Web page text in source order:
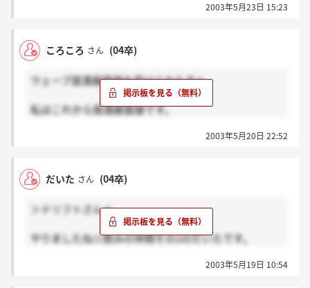
に遅くなってごめんね…トイレとかも探したけど、会
ながら帰ってきてしまいました。二次から一緒で嬉し
かったです。この掲示板見てくれたら嬉しいな。
2003年5月23日 15:23
ころころ さん (04卒)
ウェーブ居酒屋面接を受けられた方へ
私はこれから居酒屋面接です。
ん。どういう所を見ていてどういう基準なのかが私に
妙に緊張してしまいます。!
2003年5月20日 22:52
だいた さん (04卒)
＞ドリフトさんへ
やりましたね☆飲みの仲間その1のだいたです。
しかしそれを機に自分の行くところが決まったので、
2003年5月19日 10:54